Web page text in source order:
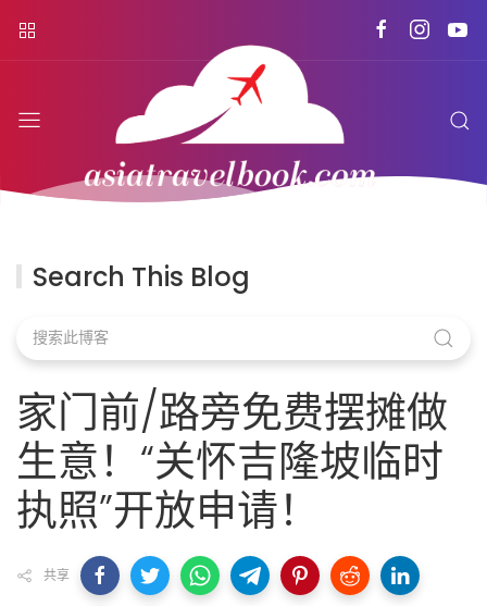
Search This Blog
家门前/路旁免费摆摊做
生意！“关怀吉隆坡临时
执照”开放申请！
共享